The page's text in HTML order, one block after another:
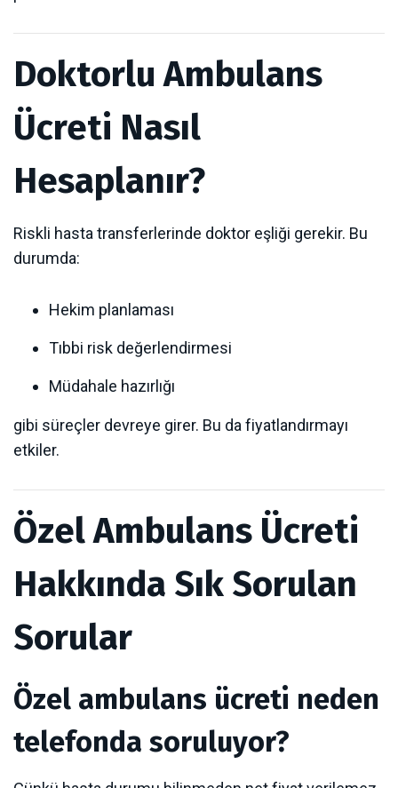
Doktorlu Ambulans
Ücreti Nasıl
Hesaplanır?
Riskli hasta transferlerinde doktor eşliği gerekir. Bu
durumda:
Hekim planlaması
Tıbbi risk değerlendirmesi
Müdahale hazırlığı
gibi süreçler devreye girer. Bu da fiyatlandırmayı
etkiler.
Özel Ambulans Ücreti
Hakkında Sık Sorulan
Sorular
Özel ambulans ücreti neden
telefonda soruluyor?